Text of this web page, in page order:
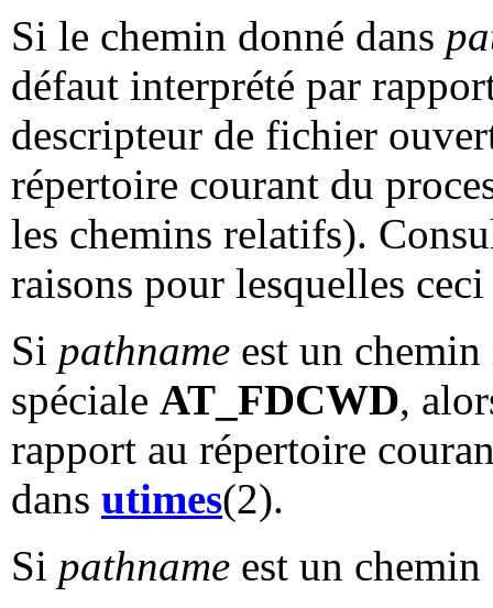
Si le chemin donné dans
défaut interprété par
descripteur de fichier
répertoire courant du
les chemins relatifs).
raisons pour lesquelles
Si pathname est un
spéciale AT_FDCWD,
rapport au répertoire
dans utimes(2).
Si pathname est un